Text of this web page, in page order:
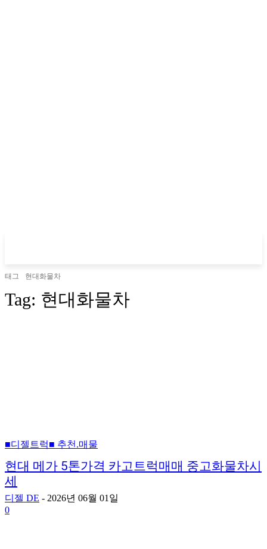
태그 현대화물차
Tag: 현대화물차
■디젤트럭■ 추천.매물
현대 메가 5톤가격 카고트럭매매 중고화물차시
세
디젤 DE - 2026년 06월 01일
0